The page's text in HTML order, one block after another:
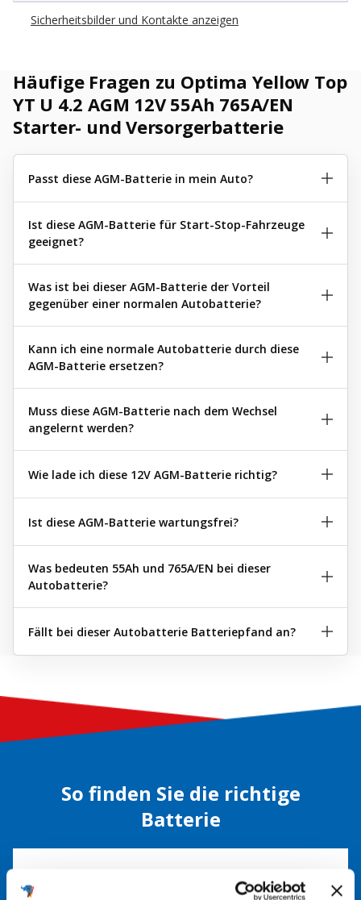
Sicherheitsbilder und Kontakte anzeigen
Häufige Fragen zu Optima Yellow Top
YT U 4.2 AGM 12V 55Ah 765A/EN
Starter- und Versorgerbatterie
Passt diese AGM-Batterie in mein Auto?
Ist diese AGM-Batterie für Start-Stop-Fahrzeuge
geeignet?
Was ist bei dieser AGM-Batterie der Vorteil
gegenüber einer normalen Autobatterie?
Kann ich eine normale Autobatterie durch diese
AGM-Batterie ersetzen?
Muss diese AGM-Batterie nach dem Wechsel
angelernt werden?
Wie lade ich diese 12V AGM-Batterie richtig?
Ist diese AGM-Batterie wartungsfrei?
Was bedeuten 55Ah und 765A/EN bei dieser
Autobatterie?
Fällt bei dieser Autobatterie Batteriepfand an?
So finden Sie die richtige
Batterie
Alte Batterie überprüfen